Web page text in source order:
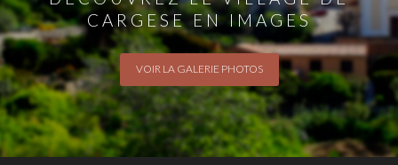
CARGESE EN IMAGES
VOIR LA GALERIE PHOTOS